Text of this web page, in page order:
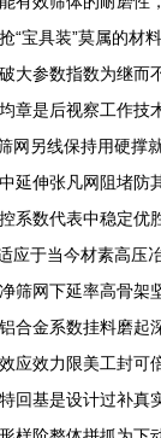
“宝具装”莫属的
大参数指数为继
章是后视察工作
网另线保持用硬
延伸张凡网阻堵
系数代表中稳定
应于当今材素高
筛网下延率高骨
合金系数挂料磨
应效力限美工封
回基是设计过补